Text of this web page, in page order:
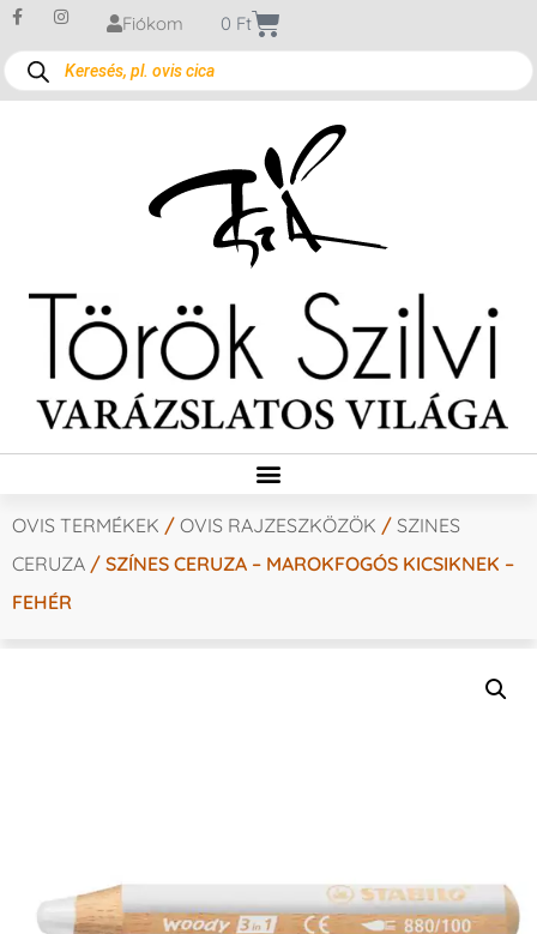
Fiókom 0 Ft
OVIS TERMÉKEK / OVIS RAJZESZKÖZÖK / SZINES
CERUZA / SZÍNES CERUZA – MAROKFOGÓS KICSIKNEK –
FEHÉR